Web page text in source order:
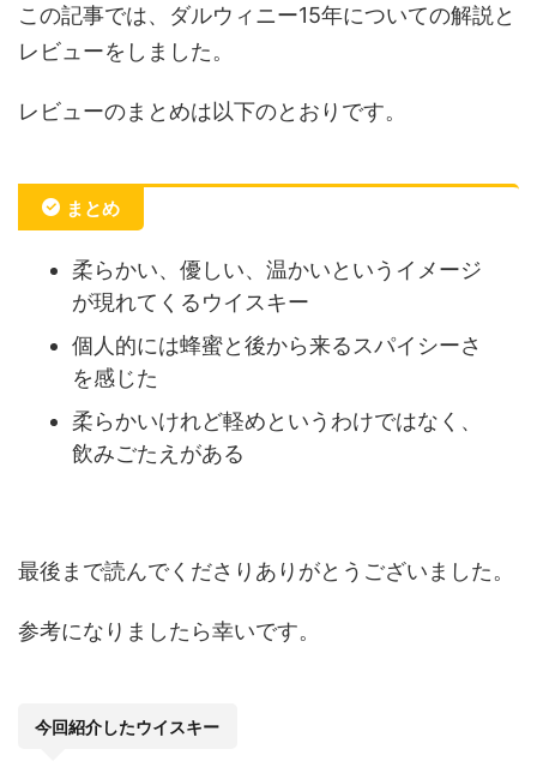
この記事では、ダルウィニー15年についての解説と
レビューをしました。
レビューのまとめは以下のとおりです。
まとめ
柔らかい、優しい、温かいというイメージ
が現れてくるウイスキー
個人的には蜂蜜と後から来るスパイシーさ
を感じた
柔らかいけれど軽めというわけではなく、
飲みごたえがある
最後まで読んでくださりありがとうございました。
参考になりましたら幸いです。
今回紹介したウイスキー